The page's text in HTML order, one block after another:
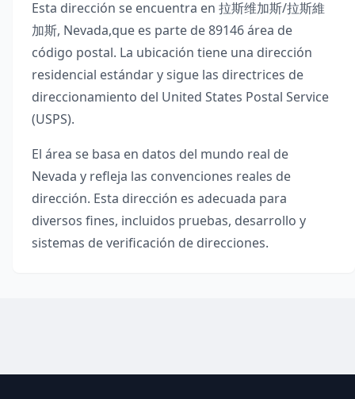
Esta dirección se encuentra en 拉斯维加斯/拉斯維
加斯, Nevada,que es parte de89146área de
código postal. La ubicación tiene una dirección
residencial estándar y sigue las directrices de
direccionamiento del United States Postal Service
(USPS).
El área se basa en datos del mundo real de
Nevada y refleja las convenciones reales de
dirección. Esta dirección es adecuada para
diversos fines, incluidos pruebas, desarrollo y
sistemas de verificación de direcciones.